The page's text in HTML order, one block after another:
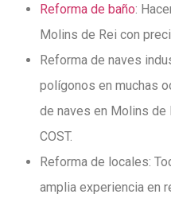
Reforma de baño:
Molins de Rei con
Reforma de naves
polígonos en muchas
de naves en Molins de
COST.
Reforma de locales:
amplia experiencia en